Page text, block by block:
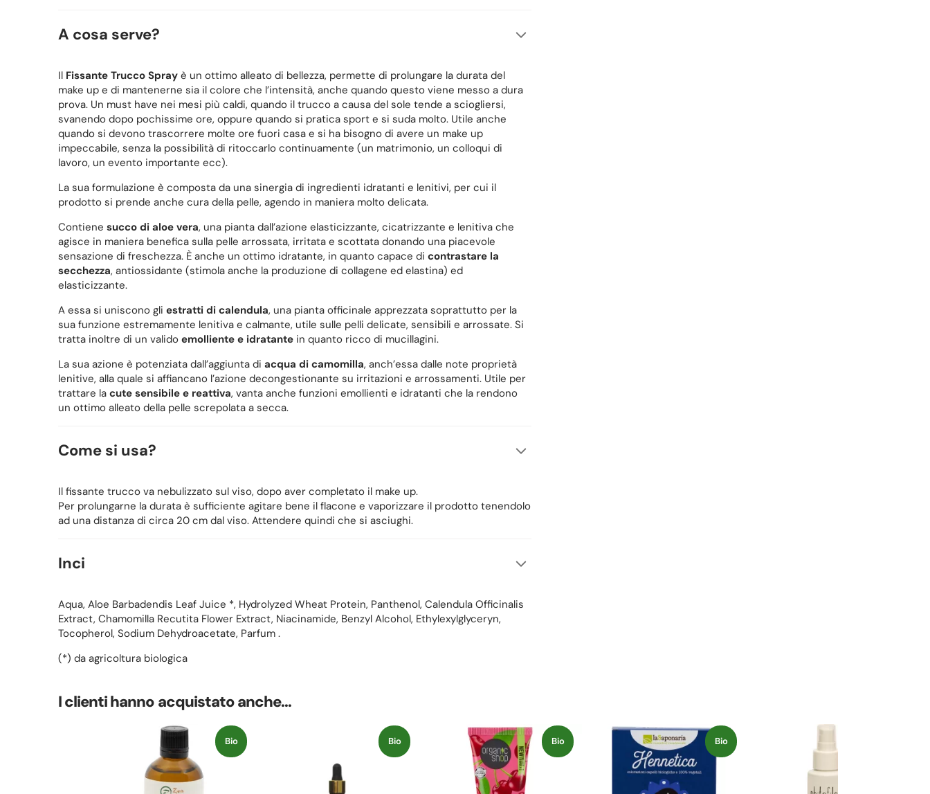
A cosa serve?
Il Fissante Trucco Sprayè un ottimo alleato di bellezza, permette di prolungare la durata del
make up e di mantenerne sia il colore che l’intensità, anche quando questo viene messo a dura
prova. Un must have nei mesi più caldi, quando il trucco a causa del sole tende a sciogliersi,
svanendo dopo pochissime ore, oppure quando si pratica sport e si suda molto. Utile anche
quando si devono trascorrere molte ore fuori casa e si ha bisogno di avere un make up
impeccabile, senza la possibilità di ritoccarlo continuamente (un matrimonio, un colloqui di
lavoro, un evento importante ecc).
La sua formulazione è composta da una sinergia di ingredienti idratanti e lenitivi, per cui il
prodotto si prende anche cura della pelle, agendo in maniera molto delicata.
Contiene succo di aloe vera, una pianta dall’azione elasticizzante, cicatrizzante e lenitiva che
agisce in maniera benefica sulla pelle arrossata, irritata e scottata donando una piacevole
sensazione di freschezza. È anche un ottimo idratante, in quanto capace di contrastare la
secchezza, antiossidante (stimola anche la produzione di collagene ed elastina) ed
elasticizzante.
A essa si uniscono gli estratti di calendula, una pianta officinale apprezzata soprattutto per la
sua funzione estremamente lenitiva e calmante, utile sulle pelli delicate, sensibili e arrossate. Si
tratta inoltre di un valido emolliente e idratantein quanto ricco di mucillagini.
La sua azione è potenziata dall’aggiunta di acqua di camomilla, anch’essa dalle note proprietà
lenitive, alla quale si affiancano l’azione decongestionante su irritazioni e arrossamenti. Utile per
trattare la cute sensibile e reattiva, vanta anche funzioni emollienti e idratanti che la rendono
un ottimo alleato della pelle screpolata a secca.
Come si usa?
Il fissante trucco va nebulizzato sul viso, dopo aver completato il make up.
Per prolungarne la durata è sufficiente agitare bene il flacone e vaporizzare il prodotto tenendolo
ad una distanza di circa 20 cm dal viso. Attendere quindi che si asciughi.
Inci
Aqua, Aloe Barbadendis Leaf Juice *, Hydrolyzed Wheat Protein, Panthenol, Calendula Officinalis
Extract, Chamomilla Recutita Flower Extract, Niacinamide, Benzyl Alcohol, Ethylexylglyceryn,
Tocopherol, Sodium Dehydroacetate, Parfum .
(*) da agricoltura biologica
I clienti hanno acquistato anche...
Bio Bio Bio Bio